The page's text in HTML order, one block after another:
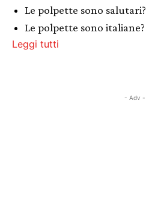
Le polpette sono salutari?
Le polpette sono italiane?
Leggi tutti
- Adv -